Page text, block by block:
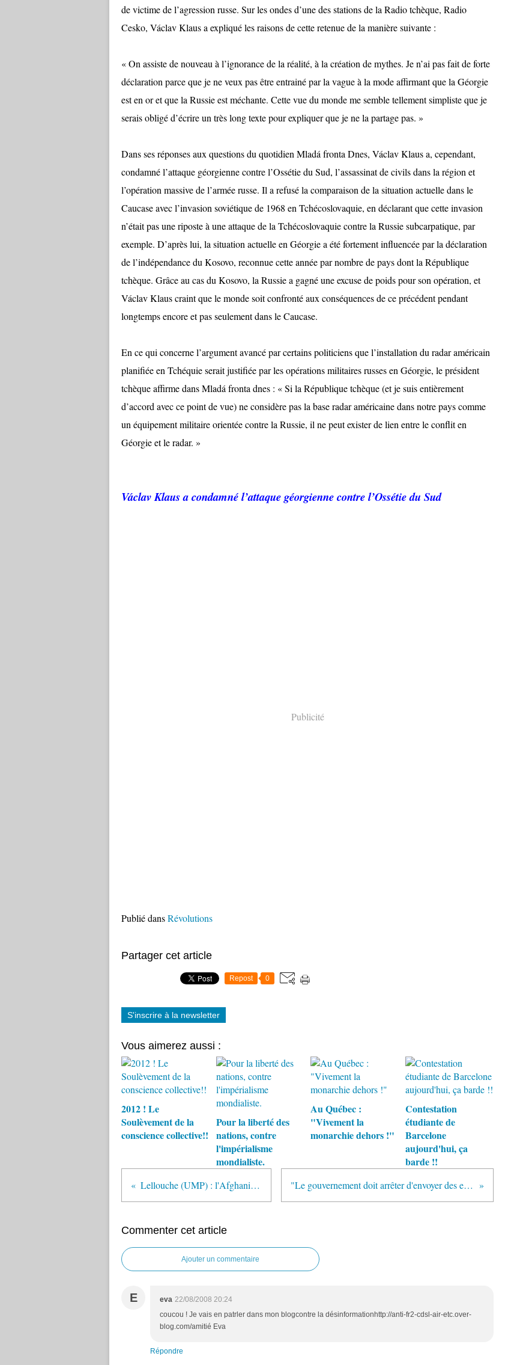
de victime de l’agression russe. Sur les ondes d’une des stations de la Radio tchèque, Radio
Cesko, Václav Klaus a expliqué les raisons de cette retenue de la manière suivante :
« On assiste de nouveau à l’ignorance de la réalité, à la création de mythes. Je n’ai pas fait de forte
déclaration parce que je ne veux pas être entrainé par la vague à la mode affirmant que la Géorgie
est en or et que la Russie est méchante. Cette vue du monde me semble tellement simpliste que je
serais obligé d’écrire un très long texte pour expliquer que je ne la partage pas. »
Dans ses réponses aux questions du quotidien Mladá fronta Dnes, Václav Klaus a, cependant,
condamné l’attaque géorgienne contre l’Ossétie du Sud, l’assassinat de civils dans la région et
l’opération massive de l’armée russe. Il a refusé la comparaison de la situation actuelle dans le
Caucase avec l’invasion soviétique de 1968 en Tchécoslovaquie, en déclarant que cette invasion
n’était pas une riposte à une attaque de la Tchécoslovaquie contre la Russie subcarpatique, par
exemple. D’après lui, la situation actuelle en Géorgie a été fortement influencée par la déclaration
de l’indépendance du Kosovo, reconnue cette année par nombre de pays dont la République
tchèque. Grâce au cas du Kosovo, la Russie a gagné une excuse de poids pour son opération, et
Václav Klaus craint que le monde soit confronté aux conséquences de ce précédent pendant
longtemps encore et pas seulement dans le Caucase.
En ce qui concerne l’argument avancé par certains politiciens que l’installation du radar américain
planifiée en Tchéquie serait justifiée par les opérations militaires russes en Géorgie, le président
tchèque affirme dans Mladá fronta dnes : « Si la République tchèque (et je suis entièrement
d’accord avec ce point de vue) ne considère pas la base radar américaine dans notre pays comme
un équipement militaire orientée contre la Russie, il ne peut exister de lien entre le conflit en
Géorgie et le radar. »
Václav Klaus a condamné l’attaque géorgienne contre l’Ossétie du Sud
Publicité
Publié dansRévolutions
Partager cet article
Repost 0
S'inscrire à la newsletter
Vous aimerez aussi :
2012 ! Le
Soulèvement de la
conscience collective!!
Pour la liberté des
nations, contre
l'impérialisme
mondialiste.
Au Québec :
"Vivement la
monarchie dehors !"
Contestation
étudiante de
Barcelone
aujourd'hui, ça
barde !!
Lellouche (UMP) : l'Afghanistan, "c'est déjà un bourbier" "Le gouvernement doit arrêter d'envoyer des enfants se faire tuer" (père d'un soldat tué)
Commenter cet article
Ajouter un commentaire
E eva 22/08/2008 20:24
coucou ! Je vais en patrler dans mon blogcontre la désinformationhttp://anti-fr2-cdsl-air-etc.over-
blog.com/amitié Eva
Répondre